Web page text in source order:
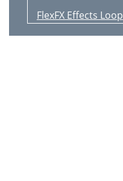
FlexFX Effects Loop
CD Triggers